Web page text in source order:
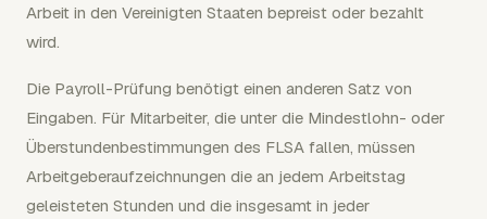
Arbeit in den Vereinigten Staaten bepreist oder bezahlt
wird.
Die Payroll-Prüfung benötigt einen anderen Satz von
Eingaben. Für Mitarbeiter, die unter die Mindestlohn- oder
Überstundenbestimmungen des FLSA fallen, müssen
Arbeitgeberaufzeichnungen die an jedem Arbeitstag
geleisteten Stunden und die insgesamt in jeder